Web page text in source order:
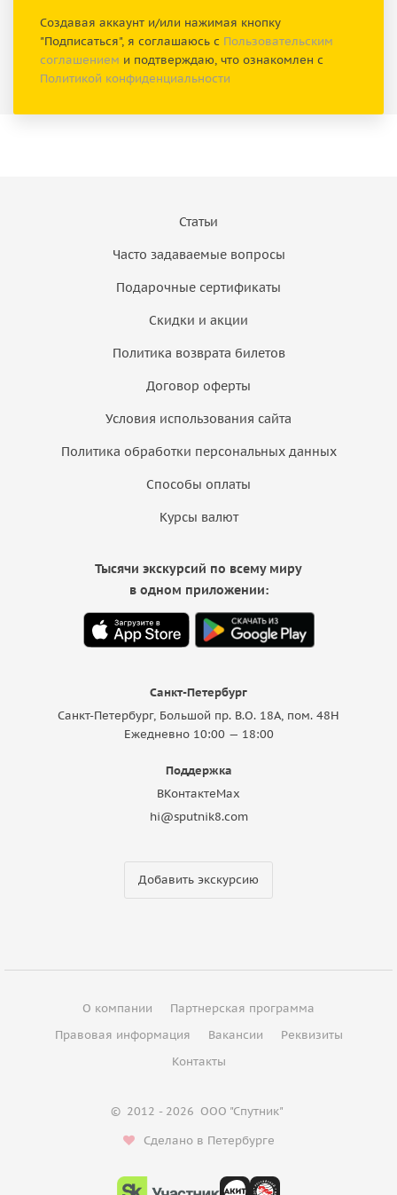
Создавая аккаунт и/или нажимая кнопку
"Подписаться", я соглашаюсь с Пользовательским
соглашением и подтверждаю, что ознакомлен с
Политикой конфиденциальности
Статьи
Часто задаваемые вопросы
Подарочные сертификаты
Скидки и акции
Политика возврата билетов
Договор оферты
Условия использования сайта
Политика обработки персональных данных
Способы оплаты
Курсы валют
Санкт-Петербург
Санкт-Петербург, Большой пр. В.О. 18A, пом. 48Н
Ежедневно 10:00 — 18:00
Поддержка
ВКонтактеMax
hi@sputnik8.com
Добавить экскурсию
Тысячи экскурсий по всему миру
в одном приложении:
О компании
Партнерская программа
Правовая информация
Вакансии
Реквизиты
Контакты
© 2012 - 2026 ООО "Спутник"
Сделано в Петербурге